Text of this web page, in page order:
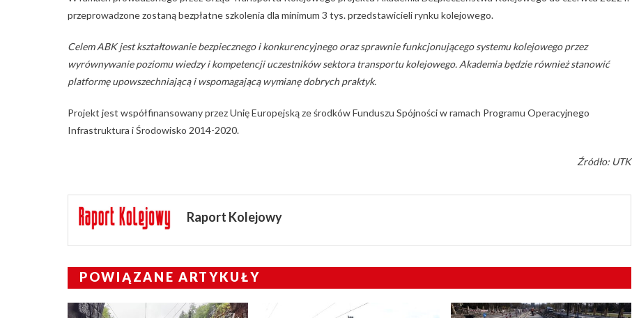
przeprowadzone zostaną bezpłatne szkolenia dla minimum 3 tys. przedstawicieli rynku kolejowego.
Celem ABK jest kształtowanie bezpiecznego i konkurencyjnego oraz sprawnie funkcjonującego systemu kolejowego przez
wyrównywanie poziomu wiedzy i kompetencji uczestników sektora transportu kolejowego. Akademia będzie również stanowić
platformę upowszechniającą i wspomagającą wymianę dobrych praktyk.
Projekt jest współfinansowany przez Unię Europejską ze środków Funduszu Spójności w ramach Programu Operacyjnego
Infrastruktura i Środowisko 2014-2020.
Źródło: UTK
Raport Kolejowy
POWIĄZANE ARTYKUŁY